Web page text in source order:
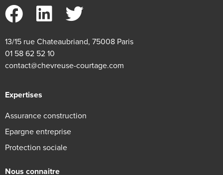
13/15 rue Chateaubriand, 75008 Paris
01 58 62 52 10
contact@chevreuse-courtage.com
Expertises
Assurance construction
Epargne entreprise
Protection sociale
Nous connaitre